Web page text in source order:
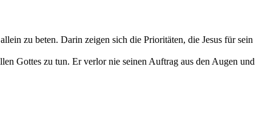
zu beten. Darin zeigen sich die Prioritäten, die Jesus für sein
Gottes zu tun. Er verlor nie seinen Auftrag aus den Augen und